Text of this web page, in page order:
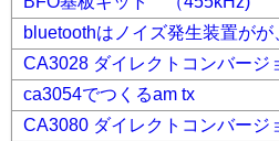
bluetoothはノイズ発生装置がが
CA3028 ダイレクトコンバージ
ca3054でつくるam tx
CA3080 ダイレクトコンバージ